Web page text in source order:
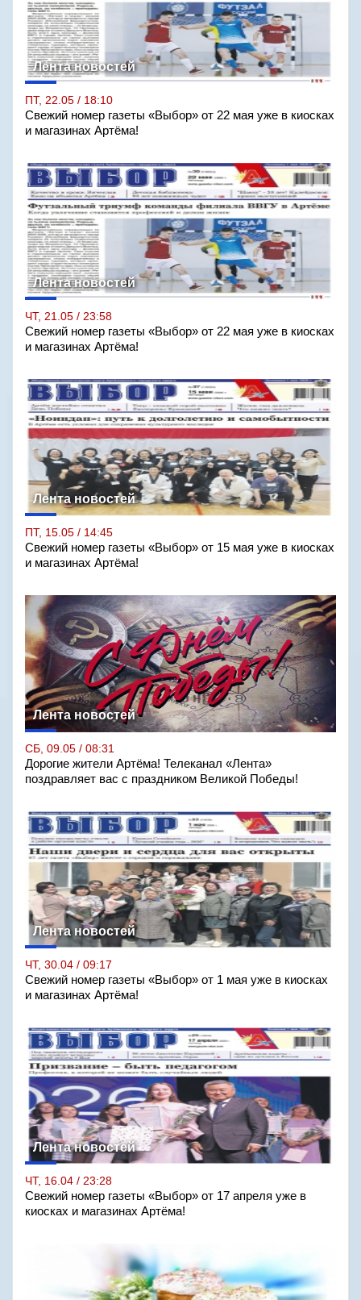
Лента новостей
ПТ, 22.05 / 18:10
Свежий номер газеты «Выбор» от 22 мая уже в киосках
и магазинах Артёма!
Лента новостей
ЧТ, 21.05 / 23:58
Свежий номер газеты «Выбор» от 22 мая уже в киосках
и магазинах Артёма!
Лента новостей
ПТ, 15.05 / 14:45
Свежий номер газеты «Выбор» от 15 мая уже в киосках
и магазинах Артёма!
Лента новостей
СБ, 09.05 / 08:31
Дорогие жители Артёма! Телеканал «Лента»
поздравляет вас с праздником Великой Победы!
Лента новостей
ЧТ, 30.04 / 09:17
Свежий номер газеты «Выбор» от 1 мая уже в киосках
и магазинах Артёма!
Лента новостей
ЧТ, 16.04 / 23:28
Свежий номер газеты «Выбор» от 17 апреля уже в
киосках и магазинах Артёма!